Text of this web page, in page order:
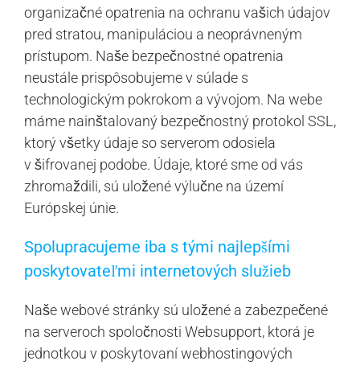
organizačné opatrenia na ochranu vašich údajov
pred stratou, manipuláciou a neoprávneným
prístupom. Naše bezpečnostné opatrenia
neustále prispôsobujeme v súlade s
technologickým pokrokom a vývojom. Na webe
máme nainštalovaný bezpečnostný protokol SSL,
ktorý všetky údaje so serverom odosiela
v šifrovanej podobe. Údaje, ktoré sme od vás
zhromaždili, sú uložené výlučne na území
Európskej únie.
Spolupracujeme iba s tými najlepšími
poskytovateľmi internetových služieb
Naše webové stránky sú uložené a zabezpečené
na serveroch spoločnosti Websupport, ktorá je
jednotkou v poskytovaní webhostingových